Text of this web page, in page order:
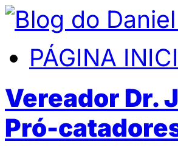
PÁGINA
Vereador Dr.
Pró-